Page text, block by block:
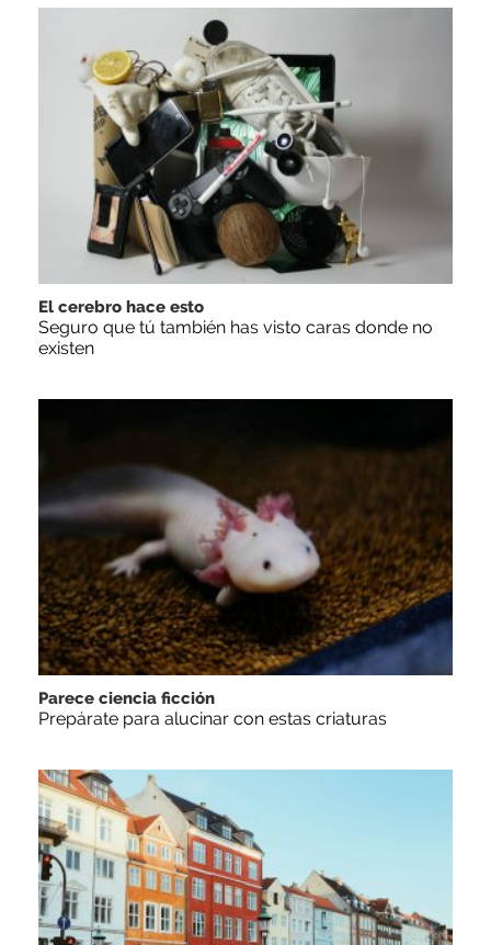
El cerebro hace esto
Seguro que tú también has visto caras donde no
existen
Parece ciencia ficción
Prepárate para alucinar con estas criaturas